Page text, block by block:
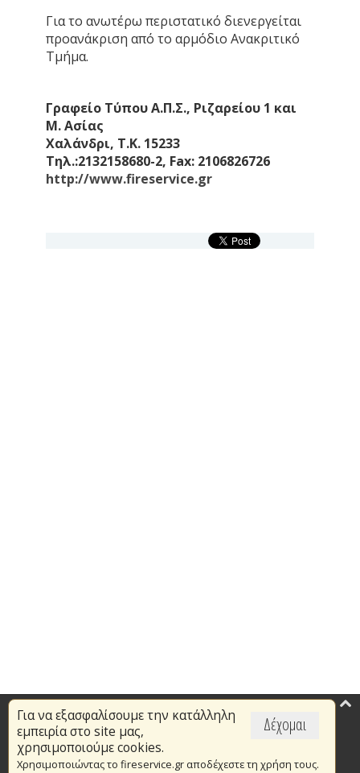
Για το ανωτέρω περιστατικό διενεργείται
προανάκριση από το αρμόδιο Ανακριτικό
Τμήμα.
Γραφείο Τύπου Α.Π.Σ., Ριζαρείου 1 και
Μ. Ασίας
Χαλάνδρι, Τ.Κ. 15233
Τηλ.:2132158680-2, Fax: 2106826726
http://www.fireservice.gr
Δέχομαι
Για να εξασφαλίσουμε την κατάλληλη
εμπειρία στο site μας,
χρησιμοποιούμε cookies.
Χρησιμοποιώντας το fireservice.gr αποδέχεστε τη χρήση τους.
Επικαιρότητα
Το Πυροσβεστικό Σώμα